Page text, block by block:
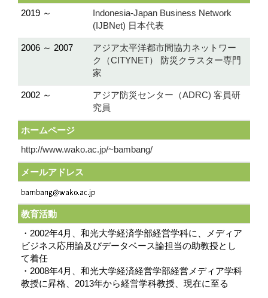
2019 ～
Indonesia-Japan Business Network
(IJBNet) 日本代表
2006 ～ 2007
アジア太平洋都市間協力ネットワー
ク（CITYNET） 防災クラスター専門
家
2002 ～
アジア防災センター（ADRC) 客員研
究員
ホームページ
http://www.wako.ac.jp/~bambang/
メールアドレス
教育活動
・2002年4月、和光大学経済学部経営学科に、メディア
ビジネス応用論及びデータベース論担当の助教授とし
て着任
・2008年4月、和光大学経済経営学部経営メディア学科
教授に昇格、2013年から経営学科教授、現在に至る